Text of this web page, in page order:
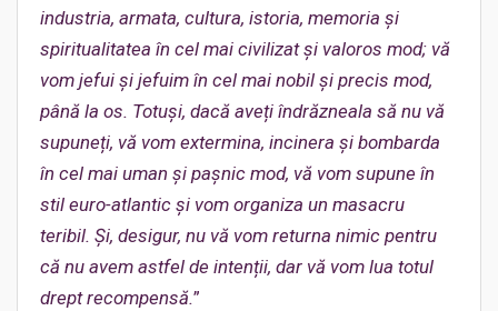
industria, armata, cultura, istoria, memoria și
spiritualitatea în cel mai civilizat și valoros mod; vă
vom jefui și jefuim în cel mai nobil și precis mod,
până la os. Totuși, dacă aveți îndrăzneala să nu vă
supuneți, vă vom extermina, incinera și bombarda
în cel mai uman și pașnic mod, vă vom supune în
stil euro-atlantic și vom organiza un masacru
teribil. Și, desigur, nu vă vom returna nimic pentru
că nu avem astfel de intenții, dar vă vom lua totul
drept recompensă.”